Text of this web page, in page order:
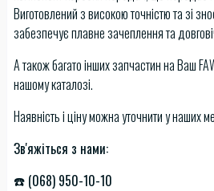
Виготовлений з високою точністю та зі
забезпечує плавне зачеплення та
А також багато інших запчастин на Ваш
нашому каталозі.
Наявність і ціну можна уточнити у
Зв'яжіться з нами:
☎️ (068) 950-10-10